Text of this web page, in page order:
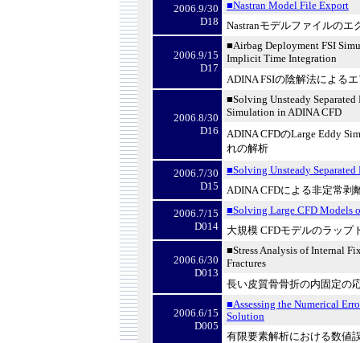
2006.9/30
D18
■Nastran Model File Export
Nastranモデルファイルのエ
2006.9/15
D17
■Airbag Deployment FSI
Implicit Time Integration
ADINA FSIの陰解法による
2006.8/30
D16
■Solving Unsteady
Simulation in ADINA CFD
ADINA CFDのLarge Eddy
れの解析
2006.7/30
D15
■Solving Unsteady
ADINA CFDによる非定常剥
2006.7/15
D014
■Solving Large CFD Models
大規模 CFDモデルのラップ
2006.6/30
D013
■Stress Analysis of Internal
Fractures
長い皮質骨骨折の内固定の
2006.6/15
D005
■Assessing the Numerical
Solution
有限要素解析における数値